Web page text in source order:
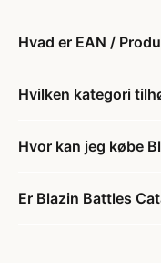
Hvad er EAN /
Hvilken kategori
Hvor kan jeg købe
Er Blazin Battles